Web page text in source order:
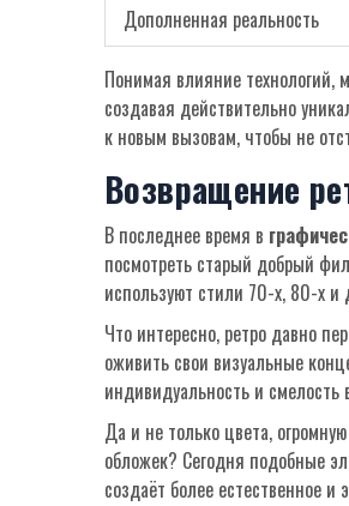
Дополненная реальность
Понимая влияние технологий,
создавая действительно
к новым вызовам, чтобы не
Возвращение
В последнее время в
посмотреть старый добрый
используют стили 70-х, 80-х
Что интересно, ретро давно
оживить свои визуальные
индивидуальность и
Да и не только цвета,
обложек? Сегодня подобные
создаёт более естественное